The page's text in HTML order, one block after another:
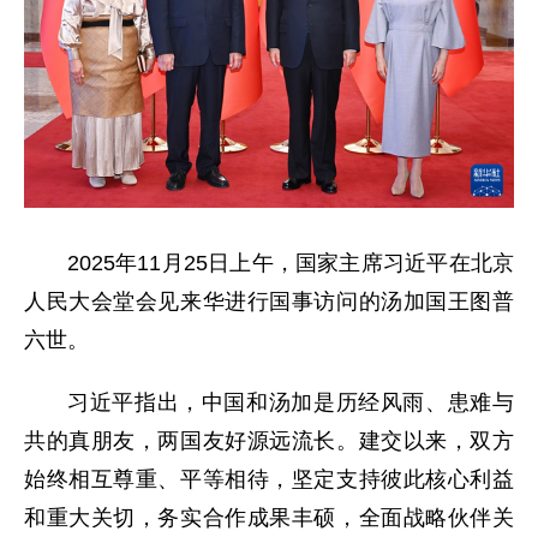
2025年11月25日上午，国家主席习近平在北京
人民大会堂会见来华进行国事访问的汤加国王图普
六世。
习近平指出，中国和汤加是历经风雨、患难与
共的真朋友，两国友好源远流长。建交以来，双方
始终相互尊重、平等相待，坚定支持彼此核心利益
和重大关切，务实合作成果丰硕，全面战略伙伴关